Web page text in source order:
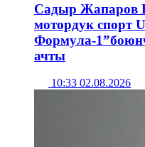
Садыр Жапаров
мотордук спорт
Формула-
ачты
10:33 02.08.2026